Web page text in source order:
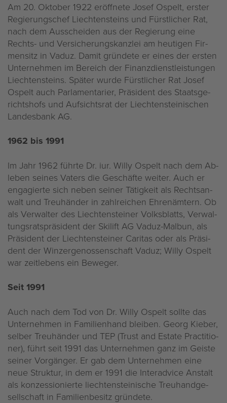
Am 20. Ok­to­ber 1922 er­öff­ne­te Josef Os­pelt, ers­ter
Re­gie­rungs­chef Liech­ten­steins und Fürst­li­cher Rat,
nach dem Aus­schei­den aus der Re­gie­rung eine
Rechts- und Ver­si­che­rungs­kanz­lei am heu­ti­gen Fir­
men­sitz in Vaduz. Damit grün­de­te er eines der ers­ten
Un­ter­neh­men im Be­reich der Fi­nanz­dienst­leis­tun­gen
Liech­ten­steins. Spä­ter wurde Fürst­li­cher Rat Josef
Os­pelt auch Par­la­men­ta­ri­er, Prä­si­dent des Staats­ge­
richts­hofs und Auf­sichts­rat der Liech­ten­stei­ni­schen
Lan­des­bank AG.
1962 bis 1991
Im Jahr 1962 führ­te Dr. iur. Willy Os­pelt nach dem Ab­
le­ben sei­nes Va­ters die Ge­schäf­te wei­ter. Auch er
en­ga­gier­te sich neben sei­ner Tä­tig­keit als Rechts­an­
walt und Treu­hän­der in zahl­rei­chen Eh­ren­äm­tern. Ob
als Ver­wal­ter des Liech­ten­stei­ner Volks­blatts, Ver­wal­
tungs­rats­prä­si­dent der Ski­lift AG Vaduz-Mal­bun, als
Prä­si­dent der Liech­ten­stei­ner Ca­ri­tas oder als Prä­si­
dent der Win­zer­ge­nos­sen­schaft Vaduz; Willy Os­pelt
war zeit­le­bens ein Be­we­ger.
Seit 1991
Auch nach dem Tod von Dr. Willy Os­pelt soll­te das
Un­ter­neh­men in Fa­mi­li­en­hand blei­ben. Georg Kie­ber,
sel­ber Treu­hän­der und TEP (Trust and Es­ta­te Prac­ti­tio­
ner), führt seit 1991 das Un­ter­neh­men ganz im Geis­te
sei­ner Vor­gän­ger. Er gab dem Un­ter­neh­men eine
neue Struk­tur, in dem er 1991 die In­terad­vice An­stalt
als kon­zes­sio­nier­te liech­ten­stei­ni­sche Treu­hand­ge­
sell­schaft in Fa­mi­li­en­be­sitz grün­de­te.